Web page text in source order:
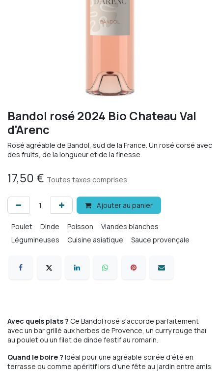
Bandol rosé 2024 Bio Chateau Val
d'Arenc
Rosé agréable de Bandol, sud de la France. Un rosé corsé avec
des fruits, de la longueur et de la finesse.
17,50 € Toutes taxes comprises
Ajouter au panier
Poulet Dinde Poisson
Viandes blanches
Légumineuses
Cuisine asiatique Sauce provençale
Avec quels plats ? Ce Bandol rosé s'accorde parfaitement
avec un bar grillé aux herbes de Provence, un curry rouge thaï
au poulet ou un filet de dinde festif au romarin.
Quand le boire ? Idéal pour une agréable soirée d'été en
terrasse ou comme apéritif lors d'une fête au jardin entre amis.